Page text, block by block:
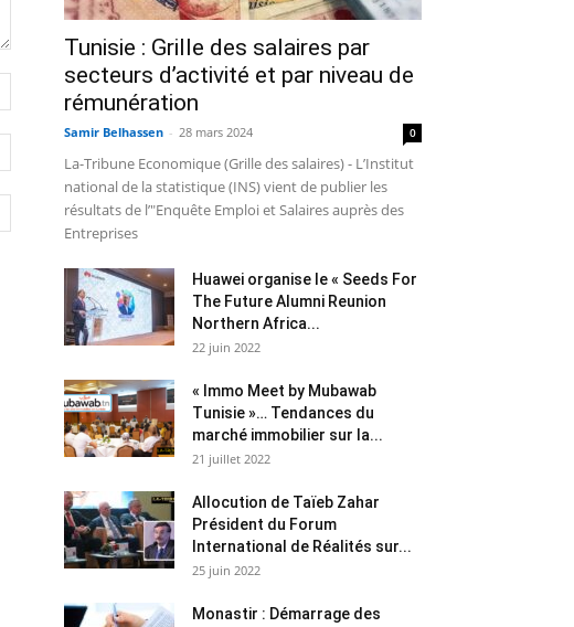
Tunisie : Grille des salaires par
secteurs d’activité et par niveau de
rémunération
Samir Belhassen - 28 mars 2024 0
La-Tribune Economique (Grille des salaires) - L’Institut
national de la statistique (INS) vient de publier les
résultats de l’"Enquête Emploi et Salaires auprès des
Entreprises
Huawei organise le « Seeds For
The Future Alumni Reunion
Northern Africa...
22 juin 2022
« Immo Meet by Mubawab
Tunisie »… Tendances du
marché immobilier sur la...
21 juillet 2022
Allocution de Taïeb Zahar
Président du Forum
International de Réalités sur...
25 juin 2022
Monastir : Démarrage des